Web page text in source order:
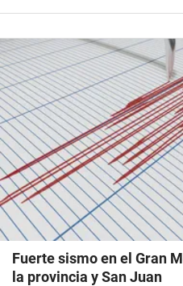
Fuerte sismo en el Gran
la provincia y San Juan